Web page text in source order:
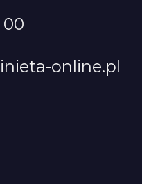
00
online.pl